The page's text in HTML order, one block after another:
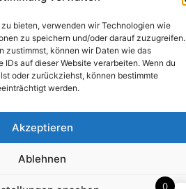
bieten, verwenden wir Technologien wie
zu speichern und/oder darauf zuzugreifen.
zustimmst, können wir Daten wie das
auf dieser Website verarbeiten. Wenn du
oder zurückziehst, können bestimmte
werden.
Akzeptieren
Ablehnen
2026 a1werbeprofi.de
0